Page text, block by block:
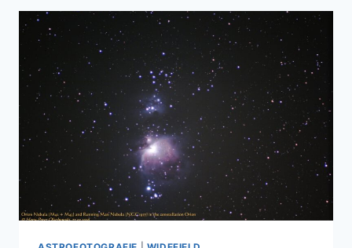
IM
STERNBILD
ZWILLINGE
UND
DER
AFFENKOPFNEBEL
(NGC2174)
IM
STERNBILD
ORION